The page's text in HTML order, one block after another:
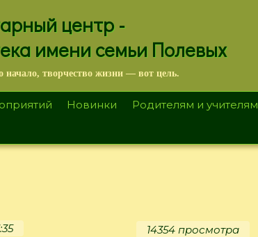
центр -
имени семьи Полевых
начало, творчество жизни — вот цель.
Новинки Родителям и учителям
14354 просмотра